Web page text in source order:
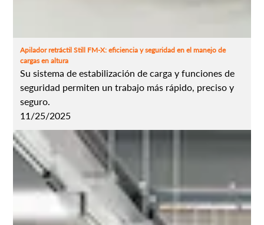
Apilador retráctil Still FM-X: eficiencia y seguridad en el manejo de
cargas en altura
Su sistema de estabilización de carga y funciones de
seguridad permiten un trabajo más rápido, preciso y
seguro.
11/25/2025